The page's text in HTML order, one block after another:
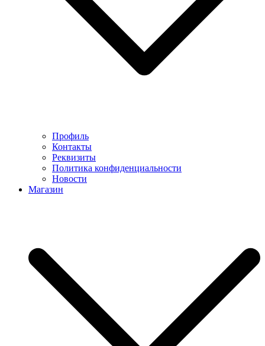
Профиль
Контакты
Реквизиты
Политика конфиденциальности
Новости
Магазин